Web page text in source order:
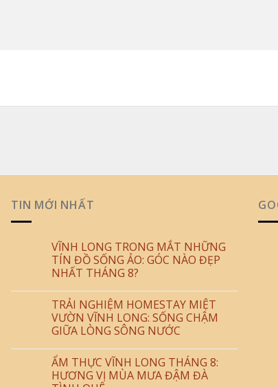
TIN MỚI NHẤT
VĨNH LONG TRONG MẮT NHỮNG
TÍN ĐỒ SỐNG ẢO: GÓC NÀO ĐẸP
NHẤT THÁNG 8?
TRẢI NGHIỆM HOMESTAY MIỆT
VƯỜN VĨNH LONG: SỐNG CHẬM
GIỮA LÒNG SÔNG NƯỚC
ẨM THỰC VĨNH LONG THÁNG 8:
HƯƠNG VỊ MÙA MƯA ĐẬM ĐÀ